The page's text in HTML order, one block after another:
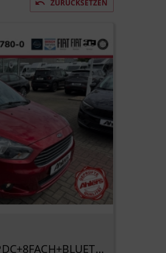
ZURÜCKSETZEN
+ Cool&Sound+SHZ+PDC+8FACH+BLUETOOTH+KLIMA+2HAND+